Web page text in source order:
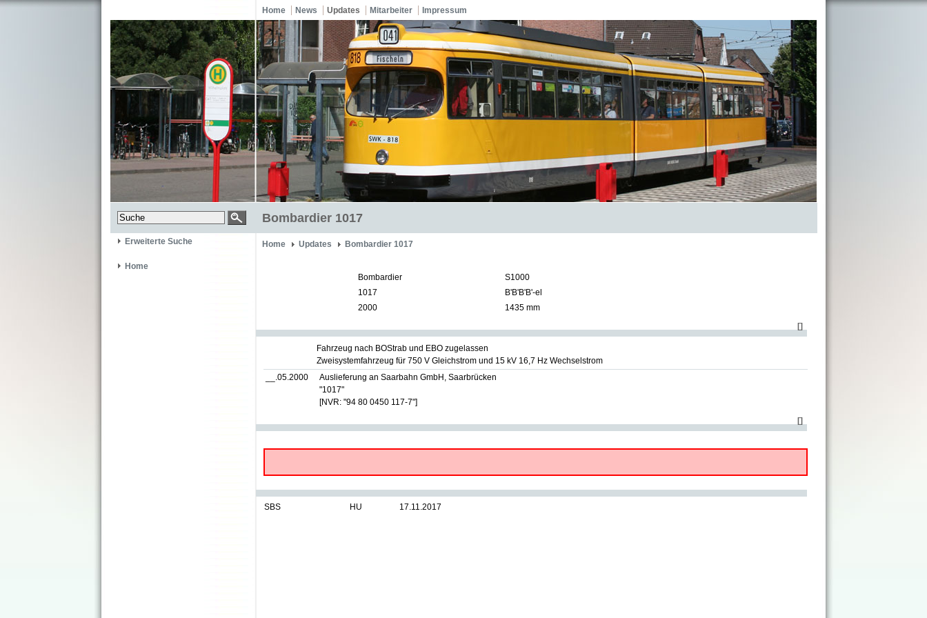
Home News Updates Mitarbeiter Impressum
Bombardier 1017
Erweiterte Suche
Home
Home Updates Bombardier 1017
Bombardier
S1000
1017
B'B'B'B'-el
2000
1435 mm
[]
Fahrzeug nach BOStrab und EBO zugelassen
Zweisystemfahrzeug für 750 V Gleichstrom und 15 kV 16,7 Hz Wechselstrom
__.05.2000
Auslieferung an Saarbahn GmbH, Saarbrücken
"1017"
[NVR: "94 80 0450 117-7"]
[]
SBS HU 17.11.2017